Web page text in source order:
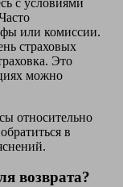
или комиссии.
страховых
Это
можно
относительно
в
возврата?